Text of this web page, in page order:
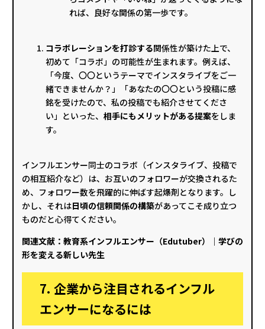
れば、良好な関係の第一歩です。
コラボレーションを打診する関係性が築けた上で、
初めて「コラボ」の可能性が生まれます。例えば、
「今度、〇〇というテーマでインスタライブをご一
緒できませんか？」「あなたの〇〇という投稿に感
銘を受けたので、私の投稿でも紹介させてくださ
い」といった、 相手にもメリットがある提案をしま
す。
インフルエンサー同士のコラボ（インスタライブ、投稿で
の相互紹介など）は、お互いのフォロワーが交換されるた
め、フォロワー数を飛躍的に伸ばす起爆剤となります。し
かし、それは日頃の信頼関係の構築があってこそ成り立つ
ものだと心得てください。
関連文献： 教育系インフルエンサー（Edutuber）｜学びの
形を変える新しい先生
7. 企業から注目されるインフル
エンサーになるには